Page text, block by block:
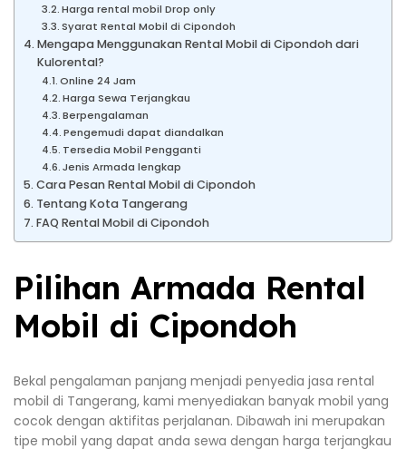
Harga rental mobil Drop only
Syarat Rental Mobil di Cipondoh
Mengapa Menggunakan Rental Mobil di Cipondoh dari
Kulorental?
Online 24 Jam
Harga Sewa Terjangkau
Berpengalaman
Pengemudi dapat diandalkan
Tersedia Mobil Pengganti
Jenis Armada lengkap
Cara Pesan Rental Mobil di Cipondoh
Tentang Kota Tangerang
FAQ Rental Mobil di Cipondoh
Pilihan Armada Rental
Mobil di Cipondoh
Bekal pengalaman panjang menjadi penyedia jasa rental
mobil di Tangerang, kami menyediakan banyak mobil yang
cocok dengan aktifitas perjalanan. Dibawah ini merupakan
tipe mobil yang dapat anda sewa dengan harga terjangkau